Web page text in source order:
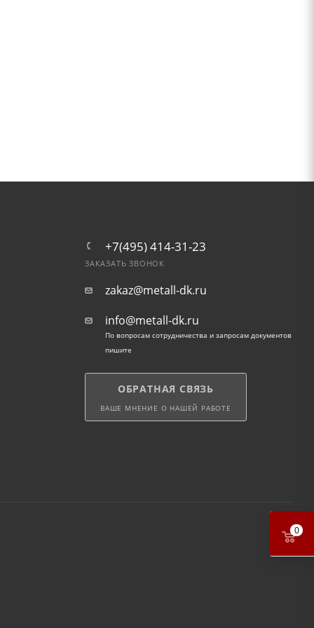
+7(495) 414-31-23
ЗАКАЗАТЬ ЗВОНОК
zakaz@metall-dk.ru
info@metall-dk.ru
По вопросам сотрудничества и запросам документов
пишите
ОБРАТНАЯ СВЯЗЬ
ВАШЕ МНЕНИЕ О НАШЕЙ РАБОТЕ
0